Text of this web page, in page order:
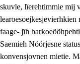
skuvle, lïerehtimmie mij
faage- jïh
Saemieh Nöörjesne
konvensjovnen mietie.